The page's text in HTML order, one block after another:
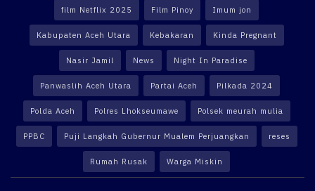
film Netflix 2025 Film Pinoy Imum jon
Kabupaten Aceh Utara Kebakaran Kinda Pregnant
Nasir Jamil News Night In Paradise
Panwaslih Aceh Utara Partai Aceh Pilkada 2024
Polda Aceh Polres Lhokseumawe Polsek meurah mulia
PPBC Puji Langkah Gubernur Mualem Perjuangkan reses
Rumah Rusak Warga Miskin